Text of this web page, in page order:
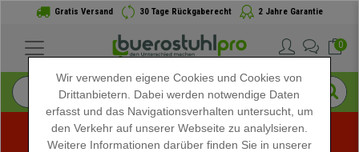
Gratis Versand 30 Tage Rückgaberecht 2 Jahre Garantie
0
Wir verwenden eigene Cookies und Cookies von
Drittanbietern. Dabei werden notwendige Daten
erfasst und das Navigationsverhalten untersucht, um
den Verkehr auf unserer Webseite zu analylsieren.
Weitere Informationen darüber finden Sie in unserer